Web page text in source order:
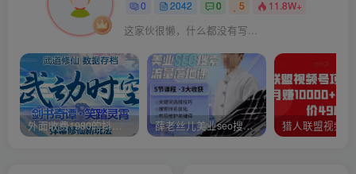
0 2042 0 5 11.8W+
这家伙很懒，什么都没有写...
外面收费1980的抖音武动时空直播项目，无需真人出镜，实时互动直播【软件+详细教程】 薛老丝儿美业seo搜索流量落地课，一周暴涨20w粉丝，全干货讲解